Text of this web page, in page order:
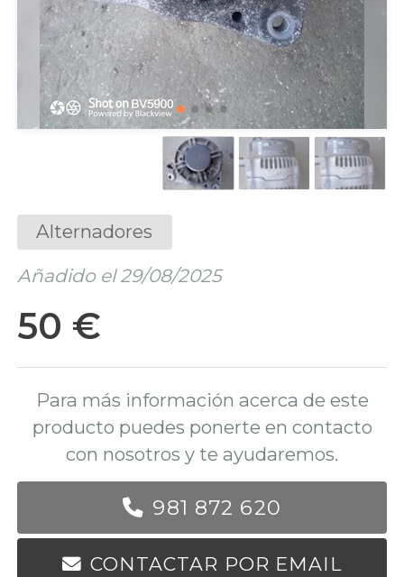
Alternadores
Añadido el 29/08/2025
50 €
Para más información acerca de este
producto puedes ponerte en contacto
con nosotros y te ayudaremos.
981 872 620
CONTACTAR POR EMAIL